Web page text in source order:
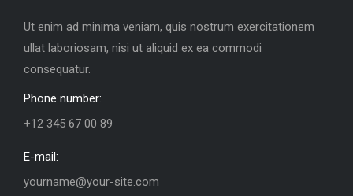
Ut enim ad minima veniam, quis nostrum exercitationem
ullat laboriosam, nisi ut aliquid ex ea commodi
consequatur.
Phone number:
+12 345 67 00 89
E-mail:
yourname@your-site.com